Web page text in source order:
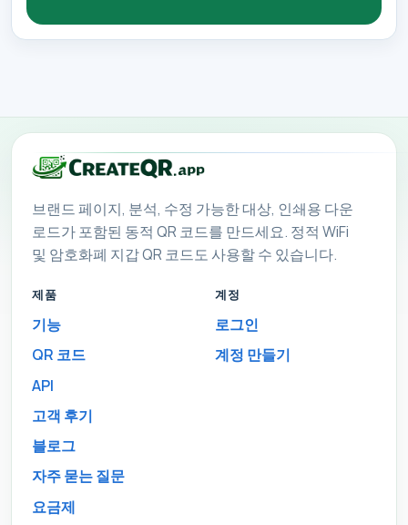
브랜드 페이지, 분석, 수정 가능한 대상, 인쇄용 다운
로드가 포함된 동적 QR 코드를 만드세요. 정적 WiFi
및 암호화폐 지갑 QR 코드도 사용할 수 있습니다.
제품
기능
QR 코드
API
고객 후기
블로그
자주 묻는 질문
요금제
계정
로그인
계정 만들기